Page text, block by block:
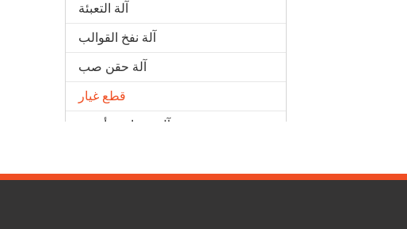
آلة التعبئة
آلة نفخ القوالب
آلة حقن صب
قطع غيار
آلة مساعدة أخرى